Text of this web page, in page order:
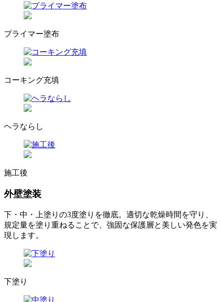
プライマー塗布
コーキング充填
ヘラならし
施工後
外壁塗装
下・中・上塗りの3度塗りを徹底。適切な乾燥時間を守り、
規定量を塗り重ねることで、強固な保護層と美しい発色を実
現します。
下塗り